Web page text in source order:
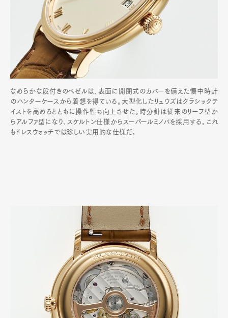
なめらかな段付きのベゼルは、表面に開閉式のカバーを備えた懐中時計
のハンターケースから着想を得ている。大型化したリュウズはクラシックテ
イストを高めるとともに操作性も向上させた。時分針は従来のリーフ型か
らアルファ型になり､スケルトン仕様からスーパールミノバを採用する｡これ
もドレスウォッチでは珍しい実用的な仕様だ｡